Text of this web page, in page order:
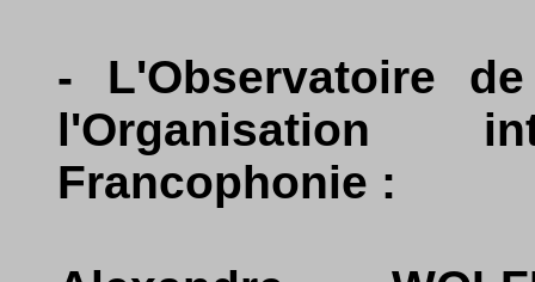
- L'Observatoire
l'Organisation
Francophonie :